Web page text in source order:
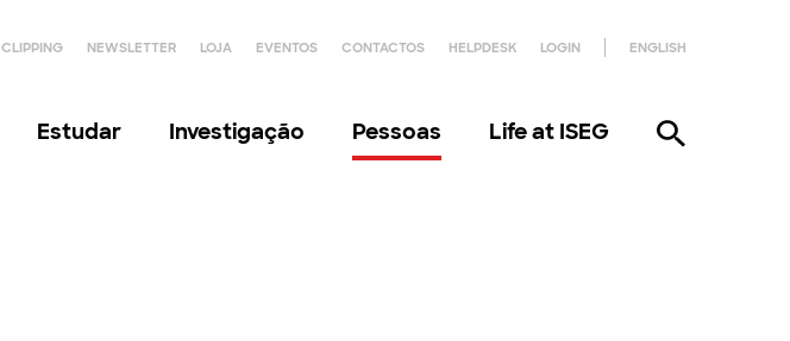
CLIPPING NEWSLETTER LOJA EVENTOS CONTACTOS HELPDESK LOGIN ENGLISH
Estudar Investigação Pessoas Life at ISEG